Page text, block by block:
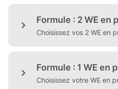
C’est une opportunité rare
divin, éternel, universel.